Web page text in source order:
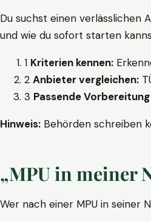
Du suchst einen verlässlichen
und wie du sofort starten
1 Kriterien kennen:
2 Anbieter vergleichen:
3 Passende
Hinweis: Behörden schreiben
„MPU in meiner
Wer nach einer MPU in seiner